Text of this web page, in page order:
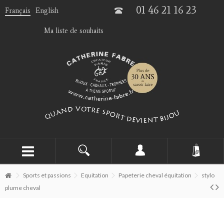
Français English 01 46 21 16 23
Ma liste de souhaits
Sports et passions Equitation Papeterie cheval équitation
stylo
plume cheval